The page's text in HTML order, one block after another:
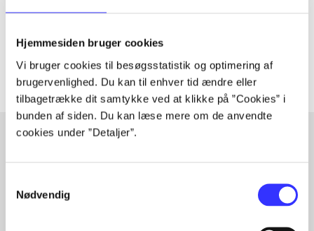
Hjemmesiden bruger cookies
Vi bruger cookies til besøgsstatistik og optimering af
brugervenlighed. Du kan til enhver tid ændre eller
tilbagetrække dit samtykke ved at klikke på ”Cookies” i
bunden af siden. Du kan læse mere om de anvendte
cookies under ”Detaljer”.
Nødvendig
Artiklerne i handler ofte om
Fra